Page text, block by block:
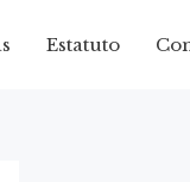
Estatuto